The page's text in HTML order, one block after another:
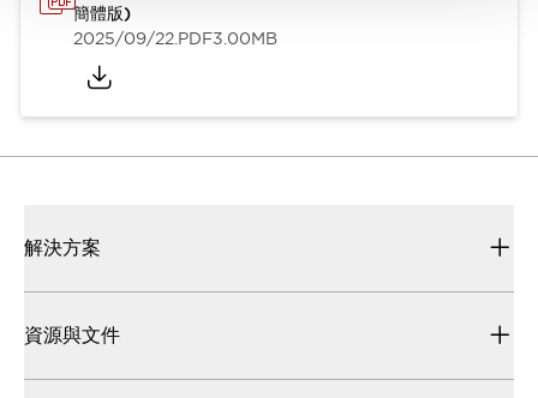
簡體版)
2025/09/22.PDF3.00MB
解決方案
資源與文件